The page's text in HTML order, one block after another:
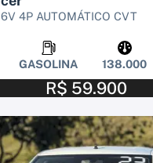
4P AUTOMÁTICO CVT
GASOLINA 138.000
R$ 59.900